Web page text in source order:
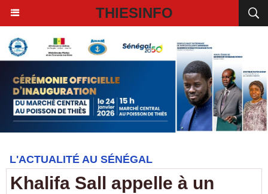
THIESINFO
L'ACTUALITÉ AU SÉNÉGAL
Khalifa Sall appelle à un